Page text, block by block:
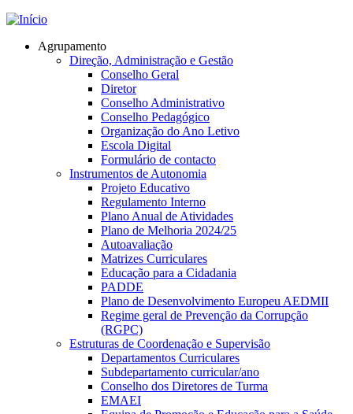
Jump to navigation
Agrupamento
Direção, Administração e Gestão
Conselho Geral
Diretor
Conselho Administrativo
Conselho Pedagógico
Organização do Ano Letivo
Escola Digital
Formulário de contacto
Instrumentos de Autonomia
Projeto Educativo
Regulamento Interno
Plano Anual de Atividades
Plano de Melhoria 2024/25
Autoavaliação
Matrizes Curriculares
Educação para a Cidadania
PADDE
Plano de Desenvolvimento Europeu AEDMII
Regime geral de Prevenção da Corrupção
(RGPC)
Estruturas de Coordenação e Supervisão
Departamentos Curriculares
Subdepartamento curricular/ano
Conselho dos Diretores de Turma
EMAEI